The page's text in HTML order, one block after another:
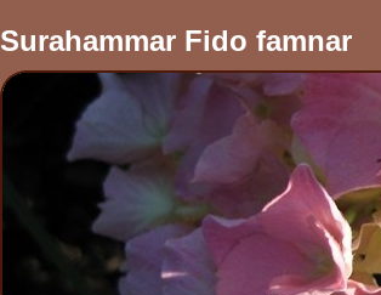
Surahammar Fido famnar